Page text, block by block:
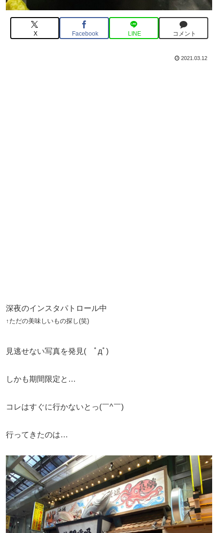
X Facebook LINE コメント
2021.03.12
深夜のインスタパトロール中
↑ただの美味しいもの探し(笑)
見逃せない写真を発見( ﾟдﾟ)
しかも期間限定と…
コレはすぐに行かないとっ(￣^￣)ゞ
行ってきたのは…